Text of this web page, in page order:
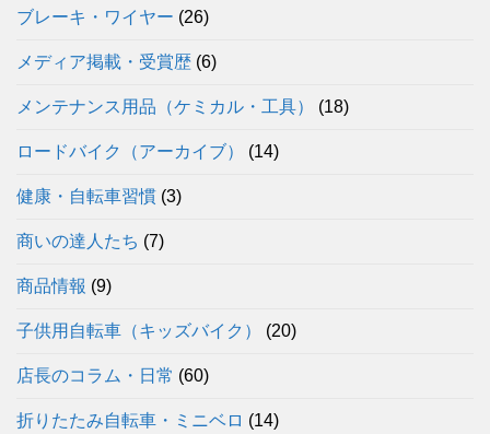
ブレーキ・ワイヤー (26)
メディア掲載・受賞歴 (6)
メンテナンス用品（ケミカル・工具） (18)
ロードバイク（アーカイブ） (14)
健康・自転車習慣 (3)
商いの達人たち (7)
商品情報 (9)
子供用自転車（キッズバイク） (20)
店長のコラム・日常 (60)
折りたたみ自転車・ミニベロ (14)